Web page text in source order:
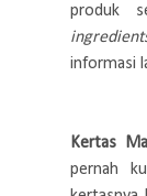
produk
informasi
Kertas
pernah